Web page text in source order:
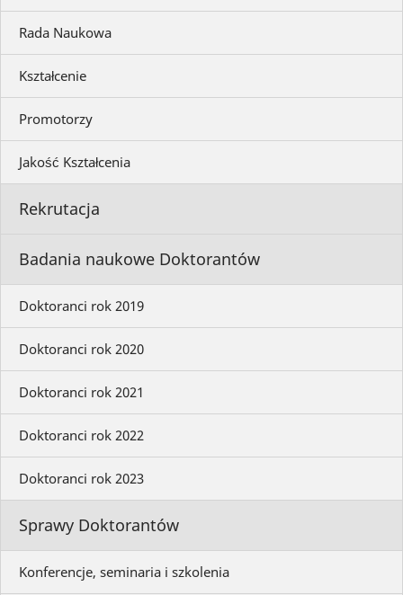
Rada Naukowa
Kształcenie
Promotorzy
Jakość Kształcenia
Rekrutacja
Badania naukowe Doktorantów
Doktoranci rok 2019
Doktoranci rok 2020
Doktoranci rok 2021
Doktoranci rok 2022
Doktoranci rok 2023
Sprawy Doktorantów
Konferencje, seminaria i szkolenia